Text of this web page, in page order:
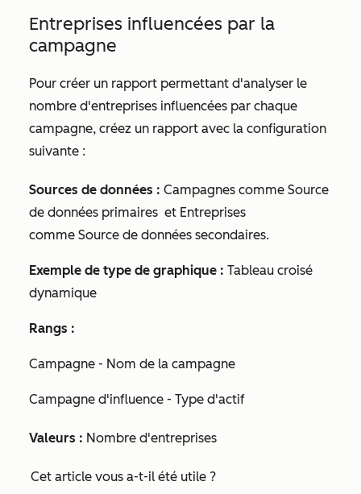
Entreprises influencées par la
campagne
Pour créer un rapport permettant d'analyser le
nombre d'entreprises influencées par chaque
campagne, créez un rapport avec la configuration
suivante :
Sources de données : Campagnes comme Source
de données primaires et Entreprises
comme Source de données secondaires.
Exemple de type de graphique : Tableau croisé
dynamique
Rangs :
Campagne - Nom de la campagne
Campagne d'influence - Type d'actif
Valeurs : Nombre d'entreprises
Cet article vous a-t-il été utile ?